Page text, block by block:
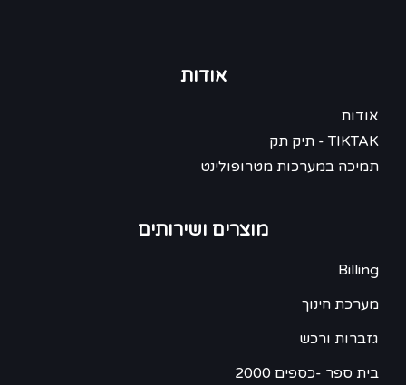
אודות
אודות
TIKTAK - תיק תק
תמיכה במערכות מטרופולינט
מוצרים ושירותים
Billing
מערכת חינוך
גזברות ורכש
בית ספר -כספים 2000